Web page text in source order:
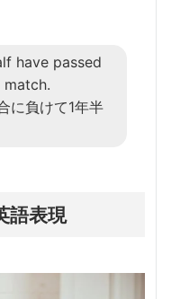
have passed
に負けて1年半
語表現